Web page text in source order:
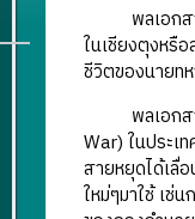
พลเอก
ในเชียงตุงหรื
ชีวิตของนายท
พลเอกสา
War) ในประเ
สายหยุดได้เลื่
ใหม่ๆมาใช้ เช่